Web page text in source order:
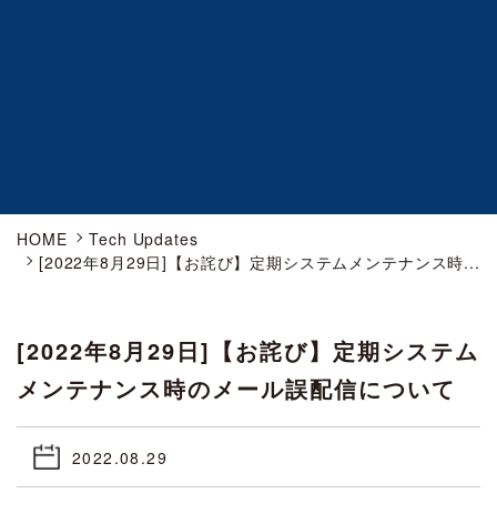
HOME
Tech Updates
[2022年8月29日]【お詫び】定期システムメンテナンス時...
[2022年8月29日]【お詫び】定期システム
メンテナンス時のメール誤配信について
2022.08.29